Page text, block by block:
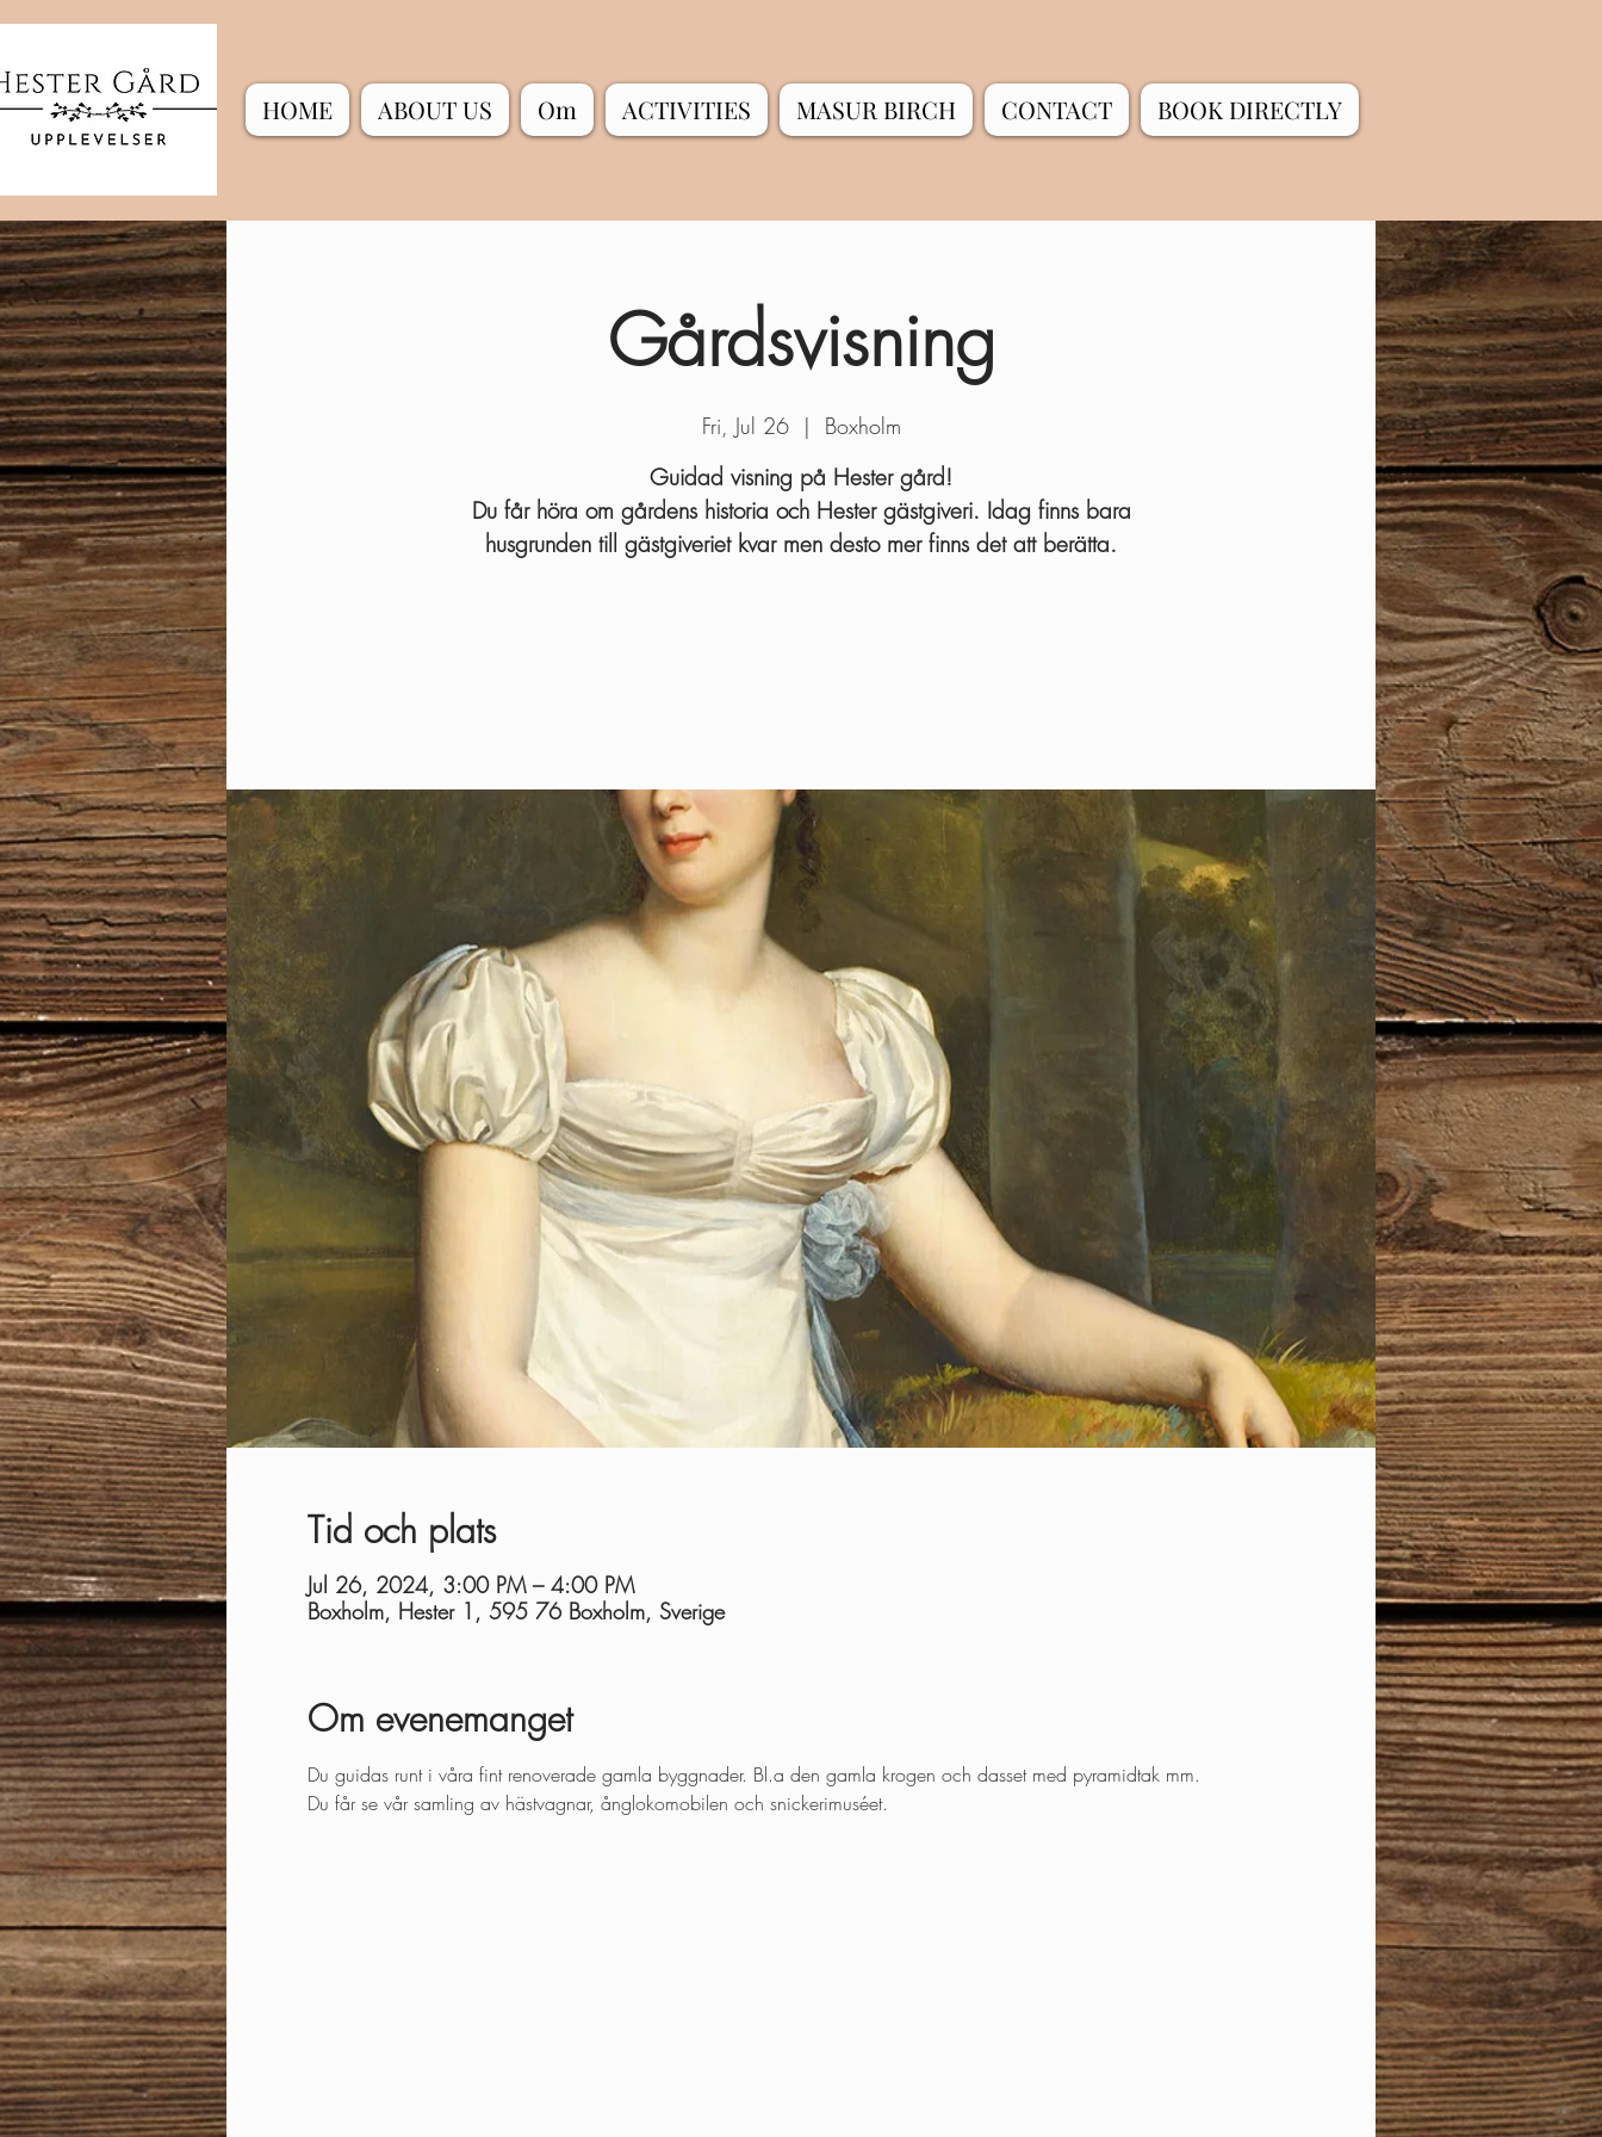
Gårdsvisning
Fri, Jul 26
  |
Boxholm
Guidad visning på Hester gård!
Du får höra om gårdens historia och Hester gästgiveri. Idag finns bara
husgrunden till gästgiveriet kvar men desto mer finns det att berätta.
Tid och plats
Jul 26, 2024, 3:00 PM – 4:00 PM
Boxholm, Hester 1, 595 76 Boxholm, Sverige
Om evenemanget
Du guidas runt i våra fint renoverade gamla byggnader. Bl.a den gamla krogen och dasset med pyramidtak mm.
Du får se vår samling av hästvagnar, ånglokomobilen och snickerimuséet.
HOME ABOUT US Om ACTIVITIES MASUR BIRCH CONTACT BOOK DIRECTLY